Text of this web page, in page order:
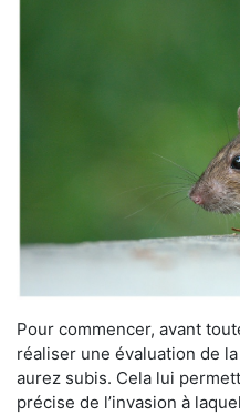
Pour commencer, avant
réaliser une évaluation de
aurez subis. Cela lui
précise de l’invasion à